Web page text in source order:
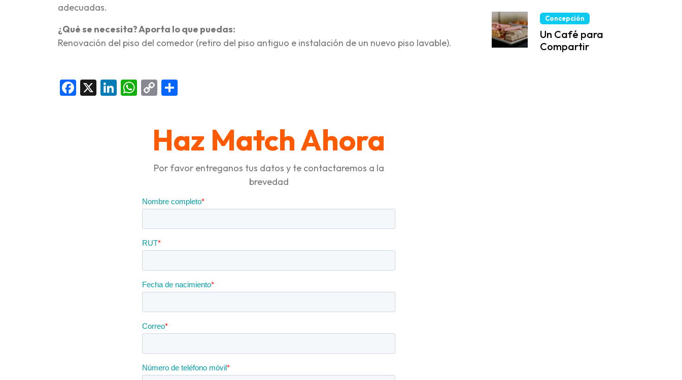
adecuadas.
¿Qué se necesita? Aporta lo que puedas:
Renovación del piso del comedor (retiro del piso antiguo e instalación de un nuevo piso lavable).
Facebook
X LinkedIn
WhatsApp
Copy
Haz Match Ahora
Por favor entreganos tus datos y te contactaremos a la
brevedad
Concepción
Un Café para
Compartir